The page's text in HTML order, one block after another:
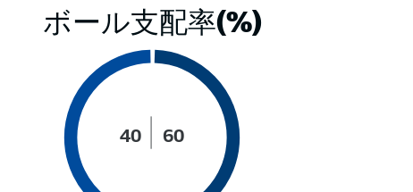
ボール支配率(%)
40 60